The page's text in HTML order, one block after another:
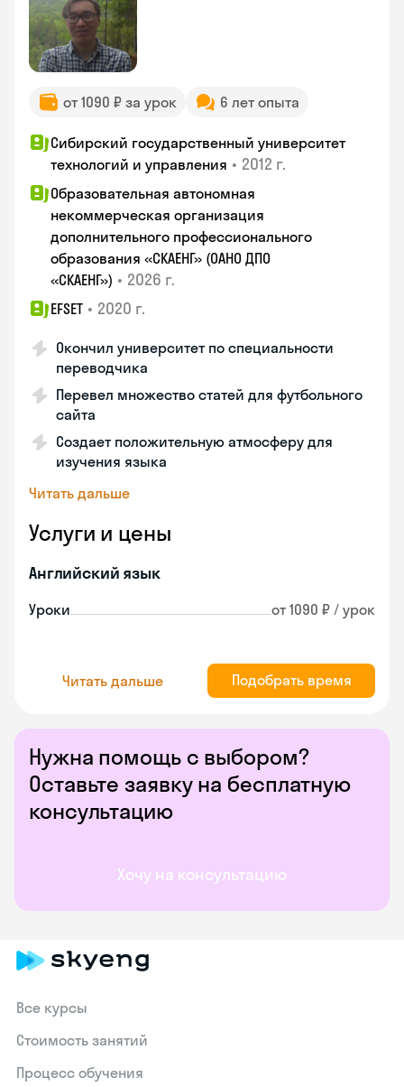
Нужна помощь с выбором?
Оставьте заявку на бесплатную
консультацию
Хочу на консультацию
от 1090 ₽ за урок 6 лет опыта
Сибирский государственный университет
технологий и управления • 2012 г.
Образовательная автономная
некоммерческая организация
дополнительного профессионального
образования «СКАЕНГ» (ОАНО ДПО
«СКАЕНГ») • 2026 г.
EFSET • 2020 г.
Окончил университет по специальности
переводчика
Перевел множество статей для футбольного
сайта
Создает положительную атмосферу для
изучения языка
Читать дальше
Услуги и цены
Английский язык
Уроки от 1090 ₽ / урок
Читать дальше Подобрать время
Все курсы
Стоимость занятий
Процесс обучения